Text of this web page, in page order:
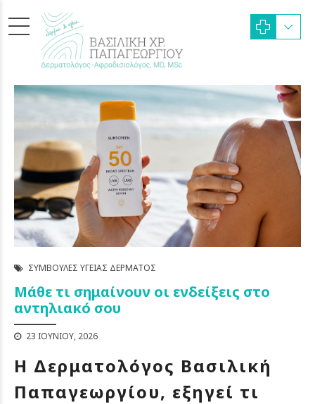
ΣΥΜΒΟΥΛΈΣ ΥΓΕΊΑΣ ΔΈΡΜΑΤΟΣ
Μάθε τι σημαίνουν οι ενδείξεις στο
αντηλιακό σου
23 ΙΟΥΝΊΟΥ, 2026
Η Δερματολόγος Βασιλική
Παπαγεωργίου, εξηγεί τι